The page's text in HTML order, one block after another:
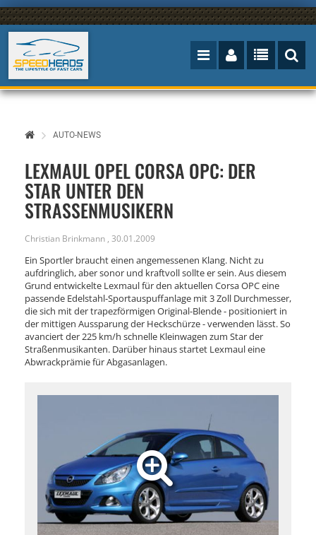
AUTO-NEWS
LEXMAUL OPEL CORSA OPC: DER
STAR UNTER DEN
STRASSENMUSIKERN
Christian Brinkmann , 30.01.2009
Ein Sportler braucht einen angemessenen Klang. Nicht zu
aufdringlich, aber sonor und kraftvoll sollte er sein. Aus diesem
Grund entwickelte Lexmaul für den aktuellen Corsa OPC eine
passende Edelstahl-Sportauspuffanlage mit 3 Zoll Durchmesser,
die sich mit der trapezförmigen Original-Blende - positioniert in
der mittigen Aussparung der Heckschürze - verwenden lässt. So
avanciert der 225 km/h schnelle Kleinwagen zum Star der
Straßenmusikanten. Darüber hinaus startet Lexmaul eine
Abwrackprämie für Abgasanlagen.